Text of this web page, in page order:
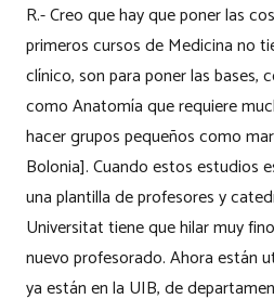
R.- Creo que hay que poner las
primeros cursos de Medicina no
clínico, son para poner las bases,
como Anatomía que requiere
hacer grupos pequeños como
Bolonia]. Cuando estos estudios
una plantilla de profesores y
Universitat tiene que hilar muy
nuevo profesorado. Ahora están
ya están en la UIB, de